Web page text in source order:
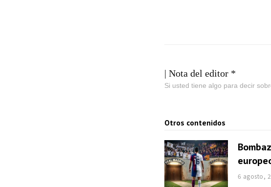
| Nota del editor *
Si usted tiene algo para decir
Otros contenidos
6 agosto,